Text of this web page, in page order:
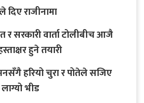
दिए राजीनामा
र सरकारी वार्ता टोलीबीच आजै
हुने तयारी
हरियो चुरा र पोतेले सजिए
भीड